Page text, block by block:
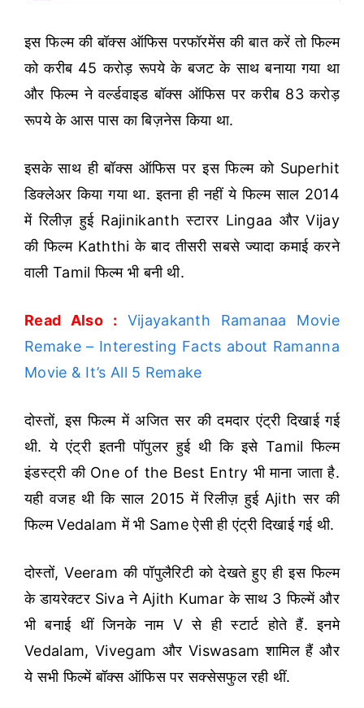
इस फिल्म की बॉक्स ऑफिस परफॉरमेंस की बात करें तो फिल्म
को करीब 45 करोड़ रूपये के बजट के साथ बनाया गया था
और फिल्म ने वर्ल्डवाइड बॉक्स ऑफिस पर करीब 83 करोड़
रूपये के आस पास का बिज़नेस किया था.
इसके साथ ही बॉक्स ऑफिस पर इस फिल्म को Superhit
डिक्लेअर किया गया था. इतना ही नहीं ये फिल्म साल 2014
में रिलीज़ हुई Rajinikanth स्टारर Lingaa और Vijay
की फिल्म Kaththi के बाद तीसरी सबसे ज्यादा कमाई करने
वाली Tamil फिल्म भी बनी थी.
Read Also :
Vijayakanth Ramanaa Movie
Remake – Interesting Facts about Ramanna
Movie & It’s All 5 Remake
दोस्तों, इस फिल्म में अजित सर की दमदार एंट्री दिखाई गई
थी. ये एंट्री इतनी पॉपुलर हुई थी कि इसे Tamil फिल्म
इंडस्ट्री की One of the Best Entry भी माना जाता है.
यही वजह थी कि साल 2015 में रिलीज़ हुई Ajith सर की
फिल्म Vedalam में भी Same ऐसी ही एंट्री दिखाई गई थी.
दोस्तों, Veeram की पॉपुलैरिटी को देखते हुए ही इस फिल्म
के डायरेक्टर Siva ने Ajith Kumar के साथ 3 फिल्में और
भी बनाई थीं जिनके नाम V से ही स्टार्ट होते हैं. इनमे
Vedalam, Vivegam और Viswasam शामिल हैं और
ये सभी फिल्में बॉक्स ऑफिस पर सक्सेसफुल रही थीं.